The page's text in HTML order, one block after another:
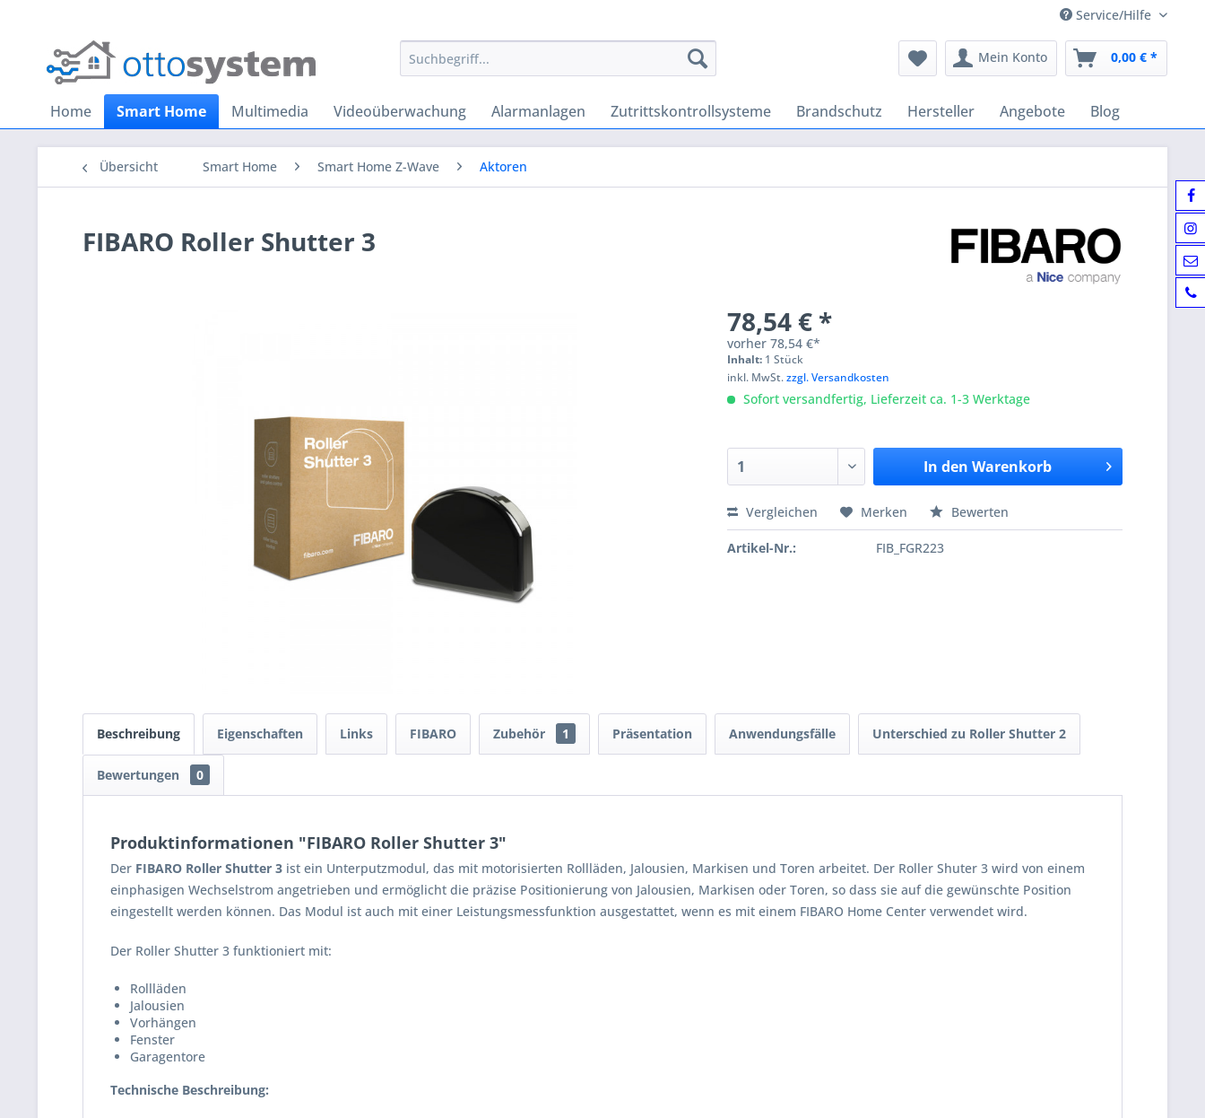
Service/Hilfe
Mein Konto 0,00 € *
Home Smart Home Multimedia Videoüberwachung Alarmanlagen Zutrittskontrollsysteme Brandschutz Hersteller Angebote Blog
Übersicht Smart Home Smart Home Z-Wave Aktoren
FIBARO Roller Shutter 3
78,54 € *
vorher78,54 €*
Inhalt: 1 Stück
inkl. MwSt.zzgl. Versandkosten
Sofort versandfertig, Lieferzeit ca. 1-3 Werktage
In den Warenkorb
Vergleichen Merken Bewerten
Artikel-Nr.: FIB_FGR223
Beschreibung Eigenschaften Links FIBARO Zubehör 1 Präsentation Anwendungsfälle Unterschied zu Roller Shutter 2
Bewertungen 0
Produktinformationen "FIBARO Roller Shutter 3"
Der FIBARO Roller Shutter 3 ist ein Unterputzmodul, das mit motorisierten Rollläden, Jalousien, Markisen und Toren arbeitet. Der Roller Shuter 3 wird von einem
einphasigen Wechselstrom angetrieben und ermöglicht die präzise Positionierung von Jalousien, Markisen oder Toren, so dass sie auf die gewünschte Position
eingestellt werden können. Das Modul ist auch mit einer Leistungsmessfunktion ausgestattet, wenn es mit einem FIBARO Home Center verwendet wird.
Der Roller Shutter 3 funktioniert mit:
Rollläden
Jalousien
Vorhängen
Fenster
Garagentore
Technische Beschreibung: